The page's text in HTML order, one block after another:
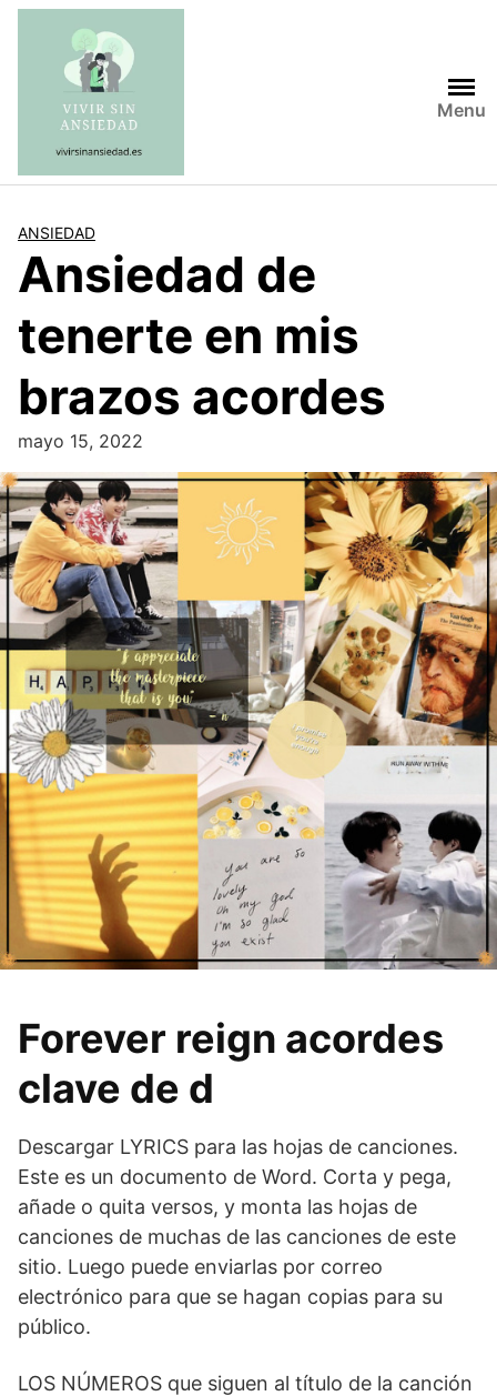
Saltar
contenido
Menu
ANSIEDAD
Ansiedad de
tenerte en mis
brazos acordes
mayo 15, 2022
Forever reign acordes
clave de d
Descargar LYRICS para las hojas de canciones.
Este es un documento de Word. Corta y pega,
añade o quita versos, y monta las hojas de
canciones de muchas de las canciones de este
sitio. Luego puede enviarlas por correo
electrónico para que se hagan copias para su
público.
LOS NÚMEROS que siguen al título de la canción